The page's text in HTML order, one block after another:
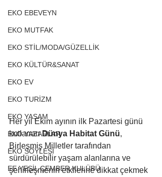
EKO EBEVEYN
EKO MUTFAK
EKO STİL/MODA/GÜZELLİK
EKO KÜLTÜR&SANAT
EKO EV
EKO TURİZM
EKO YAŞAM
EKO YAZARLAR
EKO SÖYLEŞİ
EE YEŞİL ÇEMBER KULÜBÜ
Her yıl Ekim ayının ilk Pazartesi günü
kutlanan Dünya Habitat Günü,
Birleşmiş Milletler tarafından
sürdürülebilir yaşam alanlarına ve
şehirleşmenin etkilerine dikkat çekmek